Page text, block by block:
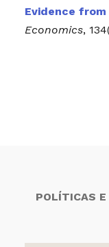
Evidence from
Economics,
POLÍTICAS E